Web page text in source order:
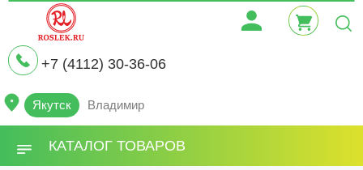
+7 (4112) 30-36-06
Якутск Владимир
КАТАЛОГ ТОВАРОВ